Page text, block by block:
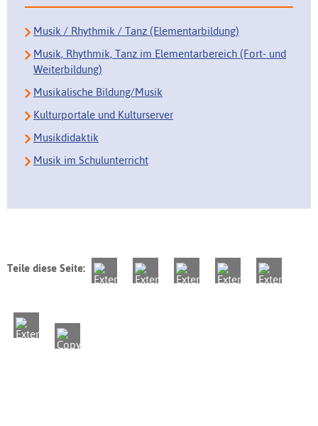
Musik / Rhythmik / Tanz (Elementarbildung)
Musik, Rhythmik, Tanz im Elementarbereich (Fort- und
Weiterbildung)
Musikalische Bildung/Musik
Kulturportale und Kulturserver
Musikdidaktik
Musik im Schulunterricht
Teile diese Seite: